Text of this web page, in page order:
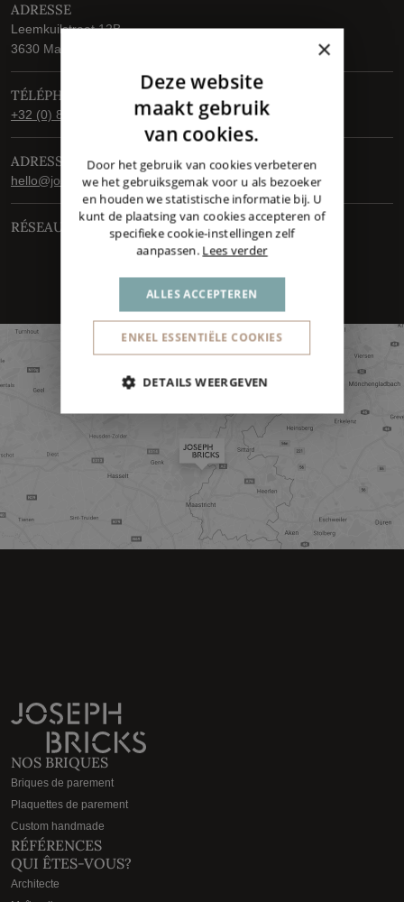
ADRESSE
Leemkuilstraat 12B
3630 Maasmechelen
TÉLÉPHONE
+32 (0) 89 56 50 26
ADRESSE E-MAIL
hello@josephbricks.com
RÉSEAUX SOCIAUX
NOS BRIQUES
Briques de parement
Plaquettes de parement
Custom handmade
RÉFÉRENCES
QUI ÊTES-VOUS?
Architecte
GERMAN
×
Deze website
maakt gebruik
van cookies.
Door het gebruik van cookies verbeteren
we het gebruiksgemak voor u als bezoeker
en houden we statistische informatie bij. U
kunt de plaatsing van cookies accepteren of
specifieke cookie-instellingen zelf
aanpassen. Lees verder
ALLES ACCEPTEREN
ENKEL ESSENTIËLE COOKIES
DETAILS WEERGEVEN